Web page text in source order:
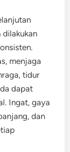
dilakukan
menjaga
tidur
dapat
Ingat, gaya
dan